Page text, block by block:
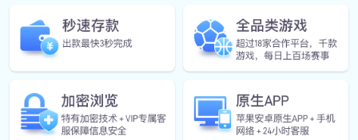
高质量的锌合金标牌厂家具有哪些特
征?既然是品质好商品...
展源五金锌合金瓶颈扣为什么这么受欢迎？
目前瓶颈扣或者卡扣这些金属配件中